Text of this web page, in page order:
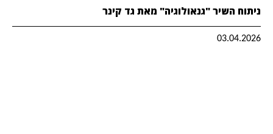
ניתוח השיר "גנאולוגיה" מאת גד קינר
03.04.2026